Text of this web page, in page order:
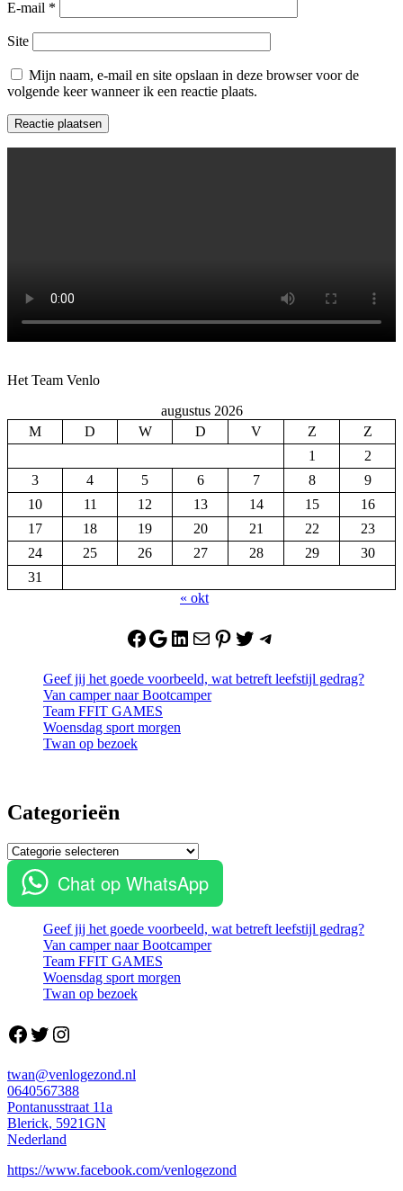
E-mail *
Site
Mijn naam, e-mail en site opslaan in deze browser voor de
volgende keer wanneer ik een reactie plaats.
Het Team Venlo
augustus 2026
M
D W D V Z
Z
1
2
3
4 5 6 7 8
9
10
11 12 13 14 15
16
17
18 19 20 21 22
23
24
25 26 27 28 29
30
31
« okt
Facebook
Google
LinkedIn
MailPinterest
TwitterTelegram
Geef jij het goede voorbeeld, wat betreft leefstijl gedrag?
Van camper naar Bootcamper
Team FFIT GAMES
Woensdag sport morgen
Twan op bezoek
Categorieën
Categorieën
Chat op WhatsApp
Geef jij het goede voorbeeld, wat betreft leefstijl gedrag?
Van camper naar Bootcamper
Team FFIT GAMES
Woensdag sport morgen
Twan op bezoek
Facebook
Twitter
Instagram
twan@venlogezond.nl
0640567388
Pontanusstraat 11a
Blerick, 5921GN
Nederland
https://www.facebook.com/venlogezond